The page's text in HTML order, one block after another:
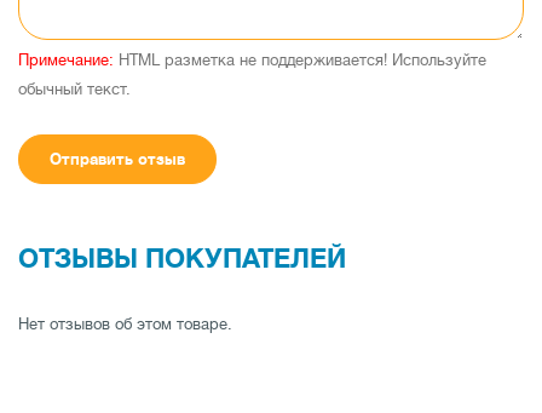
Примечание: HTML разметка не поддерживается! Используйте
обычный текст.
Отправить отзыв
ОТЗЫВЫ ПОКУПАТЕЛЕЙ
Нет отзывов об этом товаре.